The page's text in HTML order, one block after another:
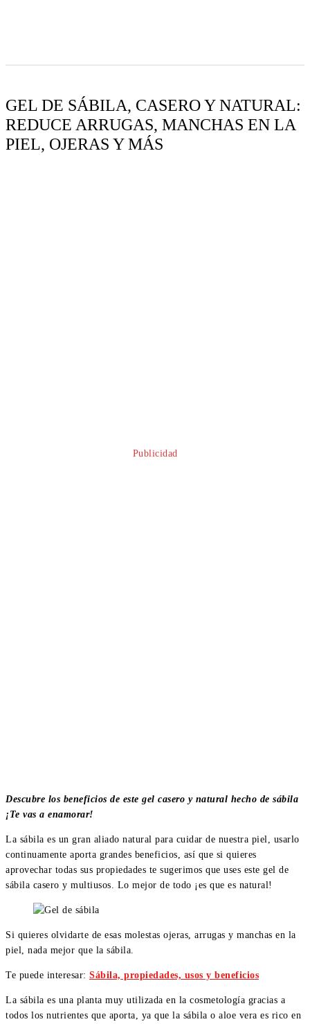
GEL DE SÁBILA, CASERO Y NATURAL:
REDUCE ARRUGAS, MANCHAS EN LA
PIEL, OJERAS Y MÁS
Publicidad
Descubre los beneficios de este gel casero y natural hecho de sábila
¡Te vas a enamorar!
La sábila es un gran aliado natural para cuidar de nuestra piel, usarlo
continuamente aporta grandes beneficios, así que si quieres
aprovechar todas sus propiedades te sugerimos que uses este gel de
sábila casero y multiusos. Lo mejor de todo ¡es que es natural!
Si quieres olvidarte de esas molestas ojeras, arrugas y manchas en la
piel, nada mejor que la sábila.
Te puede interesar: Sábila, propiedades, usos y beneficios
La sábila es una planta muy utilizada en la cosmetología gracias a
todos los nutrientes que aporta, ya que la sábila o aloe vera es rico en